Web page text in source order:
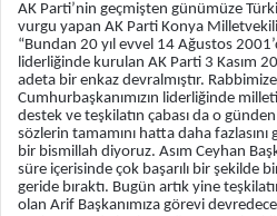
AK Parti’nin geçmişten günümüze
vurgu yapan AK Parti Konya
“Bundan 20 yıl evvel 14 Ağustos
liderliğinde kurulan AK Parti 3 Kasım
adeta bir enkaz devralmıştır.
Cumhurbaşkanımızın liderliğinde
destek ve teşkilatın çabası da o
sözlerin tamamını hatta daha
bir bismillah diyoruz. Asım Ceyhan
süre içerisinde çok başarılı bir şekilde
geride bıraktı. Bugün artık yine
olan Arif Başkanımıza görevi